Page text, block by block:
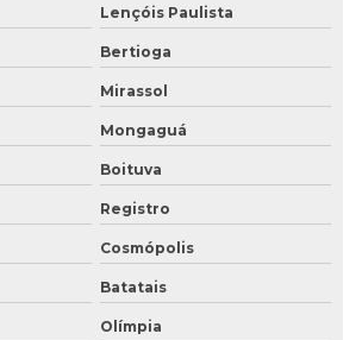
antiderrapante
pastilhado antiderrapante
piso
em braille
Lençóis Paulista
Bertioga
Mirassol
Mongaguá
Boituva
Registro
Cosmópolis
Batatais
Olímpia